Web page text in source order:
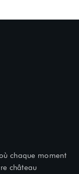
chaque moment
château